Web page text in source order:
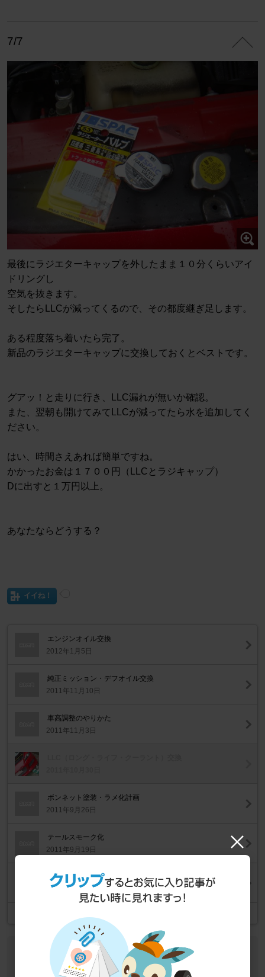
7/7
最後にラジエターキャップを外したまま１０分くらいアイ
ドリングし
空気を抜きます。
そしたらLLCが減ってくるので、その都度継ぎ足します。
ある程度落ち着いたら完了。
新品のラジエターキャップに交換しておくとベストです。
グアッ！と走りに行き、LLC漏れが無いか確認。
また、翌朝も開けてみてLLCが減ってたら水を追加してく
ださい。
はい、時間さえあれば簡単ですね。
かかったお金は１７００円（LLCとラジキャップ）
Dに出すと１万円以上。
あなたならどうする？
イイね！
エンジンオイル交換
2012年1月5日
純正ミッション・デフオイル交換
2011年11月10日
車高調整のやりかた
2011年11月3日
ボンネット塗装・ラメ化計画
2011年9月26日
テールスモーク化
2011年9月19日
ピンストライプ貼り付け
2011年8月28日
作業データ
マツダ RX-8